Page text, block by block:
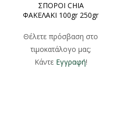
ΣΠΟΡΟΙ CHIA
ΦΑΚΕΛΑΚΙ 100gr 250gr
Θέλετε πρόσβαση στο
τιμοκατάλογο μας;
Κάντε Εγγραφή!